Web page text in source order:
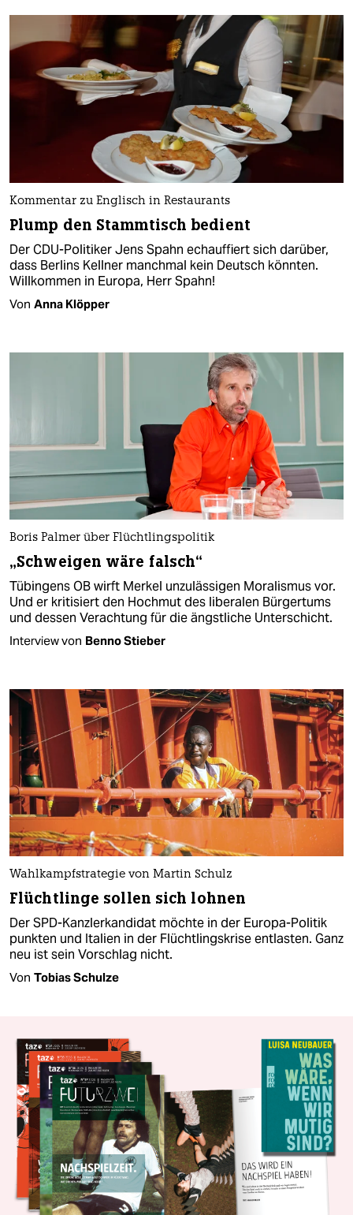
Kommentar zu Englisch in Restaurants
Plump den Stammtisch bedient
Der CDU-Politiker Jens Spahn echauffiert sich darüber,
dass Berlins Kellner manchmal kein Deutsch könnten.
Willkommen in Europa, Herr Spahn!
Von Anna Klöpper
Boris Palmer über Flüchtlingspolitik
„Schweigen wäre falsch“
Tübingens OB wirft Merkel unzulässigen Moralismus vor.
Und er kritisiert den Hochmut des liberalen Bürgertums
und dessen Verachtung für die ängstliche Unterschicht.
Interview von Benno Stieber
Wahlkampfstrategie von Martin Schulz
Flüchtlinge sollen sich lohnen
Der SPD-Kanzlerkandidat möchte in der Europa-Politik
punkten und Italien in der Flüchtlingskrise entlasten. Ganz
neu ist sein Vorschlag nicht.
Von Tobias Schulze